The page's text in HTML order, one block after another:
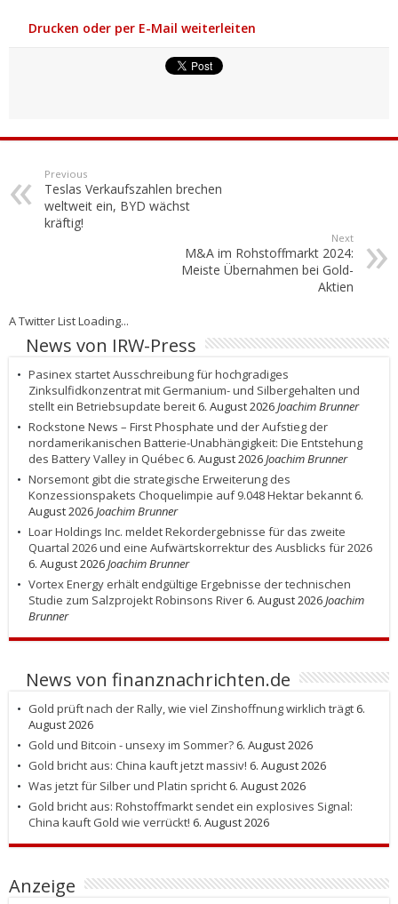
Drucken oder per E-Mail weiterleiten
Previous
Teslas Verkaufszahlen brechen
weltweit ein, BYD wächst
kräftig!
Next
M&A im Rohstoffmarkt 2024:
Meiste Übernahmen bei Gold-
Aktien
A Twitter List Loading...
News von IRW-Press
Pasinex startet Ausschreibung für hochgradiges
Zinksulfidkonzentrat mit Germanium- und Silbergehalten und
stellt ein Betriebsupdate bereit 6. August 2026Joachim Brunner
Rockstone News – First Phosphate und der Aufstieg der
nordamerikanischen Batterie-Unabhängigkeit: Die Entstehung
des Battery Valley in Québec 6. August 2026Joachim Brunner
Norsemont gibt die strategische Erweiterung des
Konzessionspakets Choquelimpie auf 9.048 Hektar bekannt 6.
August 2026Joachim Brunner
Loar Holdings Inc. meldet Rekordergebnisse für das zweite
Quartal 2026 und eine Aufwärtskorrektur des Ausblicks für 2026
6. August 2026Joachim Brunner
Vortex Energy erhält endgültige Ergebnisse der technischen
Studie zum Salzprojekt Robinsons River 6. August 2026Joachim
Brunner
News von finanznachrichten.de
Gold prüft nach der Rally, wie viel Zinshoffnung wirklich trägt 6.
August 2026
Gold und Bitcoin - unsexy im Sommer? 6. August 2026
Gold bricht aus: China kauft jetzt massiv! 6. August 2026
Was jetzt für Silber und Platin spricht 6. August 2026
Gold bricht aus: Rohstoffmarkt sendet ein explosives Signal:
China kauft Gold wie verrückt! 6. August 2026
Anzeige